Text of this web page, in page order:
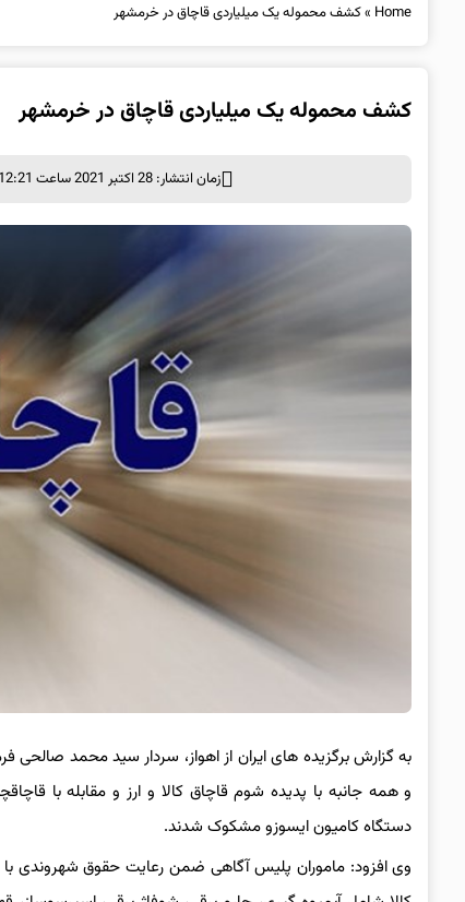
Home
»کشف محموله یک میلیاردی قاچاق در خرمشهر
کشف محموله یک میلیاردی قاچاق در خرمشهر
زمان انتشار: 28 اکتبر 2021 ساعت 12:21
به گزارش برگزیده های ایران از اهواز، سردار سید محمد صالحی
و همه جانبه با پدیده شوم قاچاق کالا و ارز و مقابله با
دستگاه کامیون ایسوزو مشکوک شدند.
وی افزود: ماموران پلیس آگاهی ضمن رعایت حقوق شهروندی با